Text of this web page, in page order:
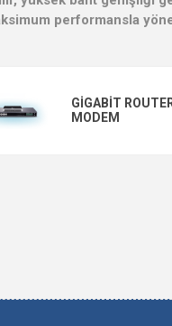
performansla
GIGABIT
MODEM